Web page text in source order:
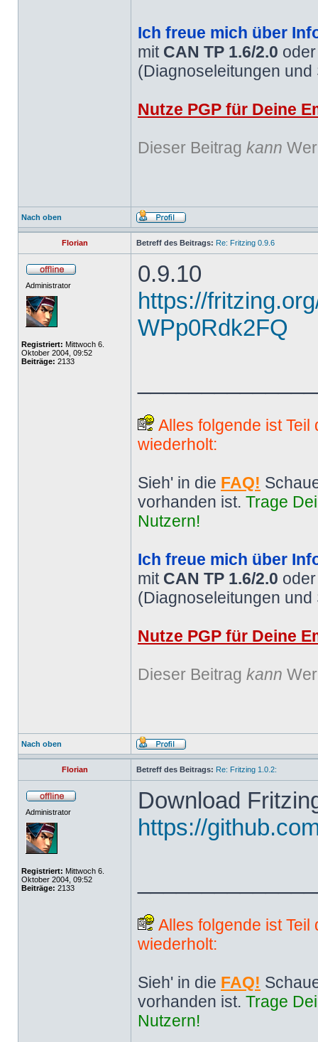
Ich freue mich über
mit CAN TP 1.6/2.0
(Diagnoseleitungen
Nutze PGP für Deine
Dieser Beitrag kann
Nach oben
Florian Betreff des Beitrags: Re: Fritzing 0.9.6
Administrator
Registriert: Mittwoch 6.
Oktober 2004, 09:52
Beiträge: 2133
0.9.10
https://
WPp0Rdk2FQ
Alles folgende ist
wiederholt:
Sieh' in die FAQ!
vorhanden ist. Trage
Nutzern!
Ich freue mich über
mit CAN TP 1.6/2.0
(Diagnoseleitungen
Nutze PGP für Deine
Dieser Beitrag kann
Nach oben
Florian Betreff des Beitrags: Re: Fritzing 1.0.2:
Administrator
Registriert: Mittwoch 6.
Oktober 2004, 09:52
Beiträge: 2133
Download
https://
Alles folgende ist
wiederholt:
Sieh' in die FAQ!
vorhanden ist. Trage
Nutzern!